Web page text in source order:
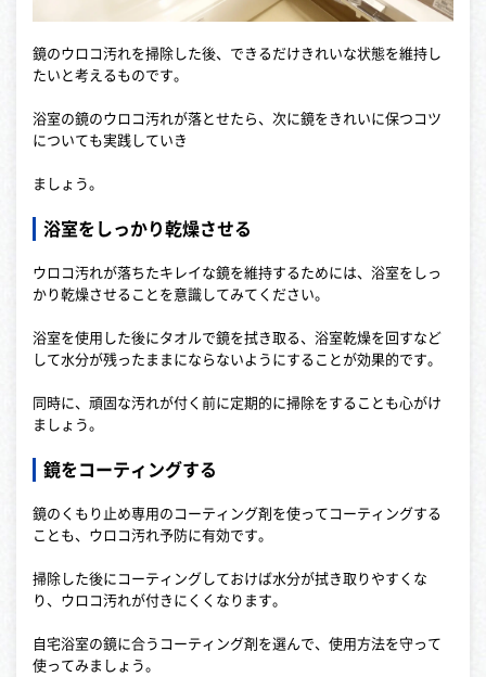
鏡のウロコ汚れを掃除した後、できるだけきれいな状態を維持し
たいと考えるものです。
浴室の鏡のウロコ汚れが落とせたら、次に鏡をきれいに保つコツ
についても実践していき
ましょう。
浴室をしっかり乾燥させる
ウロコ汚れが落ちたキレイな鏡を維持するためには、浴室をしっ
かり乾燥させることを意識してみてください。
浴室を使用した後にタオルで鏡を拭き取る、浴室乾燥を回すなど
して水分が残ったままにならないようにすることが効果的です。
同時に、頑固な汚れが付く前に定期的に掃除をすることも心がけ
ましょう。
鏡をコーティングする
鏡のくもり止め専用のコーティング剤を使ってコーティングする
ことも、ウロコ汚れ予防に有効です。
掃除した後にコーティングしておけば水分が拭き取りやすくな
り、ウロコ汚れが付きにくくなります。
自宅浴室の鏡に合うコーティング剤を選んで、使用方法を守って
使ってみましょう。